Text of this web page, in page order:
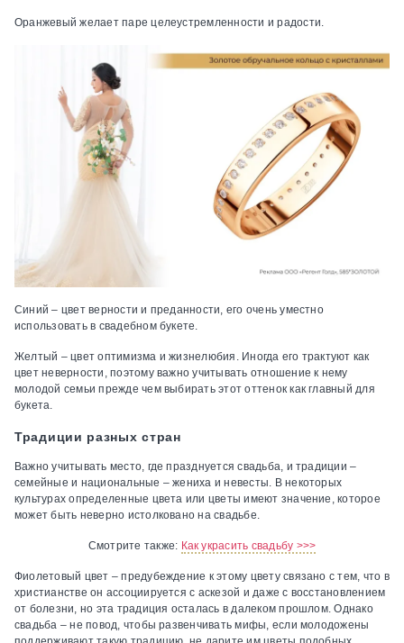
Оранжевый желает паре целеустремленности и радости.
Синий – цвет верности и преданности, его очень уместно
использовать в свадебном букете.
Желтый – цвет оптимизма и жизнелюбия. Иногда его трактуют как
цвет неверности, поэтому важно учитывать отношение к нему
молодой семьи прежде чем выбирать этот оттенок как главный для
букета.
Традиции разных стран
Важно учитывать место, где празднуется свадьба, и традиции –
семейные и национальные – жениха и невесты. В некоторых
культурах определенные цвета или цветы имеют значение, которое
может быть неверно истолковано на свадьбе.
Смотрите также: Как украсить свадьбу >>>
Фиолетовый цвет – предубеждение к этому цвету связано с тем, что в
христианстве он ассоциируется с аскезой и даже с восстановлением
от болезни, но эта традиция осталась в далеком прошлом. Однако
свадьба – не повод, чтобы развенчивать мифы, если молодожены